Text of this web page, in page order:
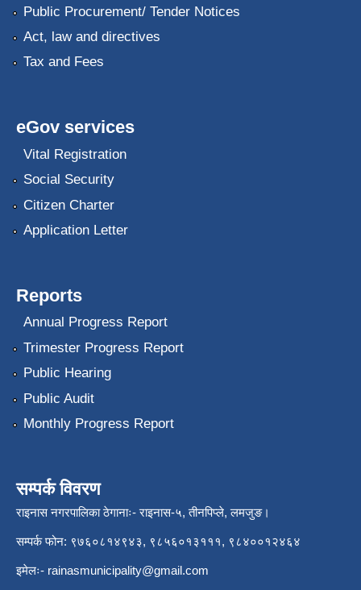
Public Procurement/ Tender Notices
Act, law and directives
Tax and Fees
eGov services
Vital Registration
Social Security
Citizen Charter
Application Letter
Reports
Annual Progress Report
Trimester Progress Report
Public Hearing
Public Audit
Monthly Progress Report
सम्पर्क विवरण
राइनास नगरपालिका ठेगानाः- राइनास-५, तीनपिप्ले, लमजुङ।
सम्पर्क फोन: ९७६०८१४९४३, ९८५६०१३१११, ९८४००१२४६४
इमेलः- rainasmunicipality@gmail.com